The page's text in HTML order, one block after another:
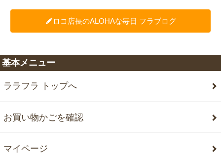
ロコ店長のALOHAな毎日 フラブログ
基本メニュー
ララフラ トップへ
お買い物かごを確認
マイページ